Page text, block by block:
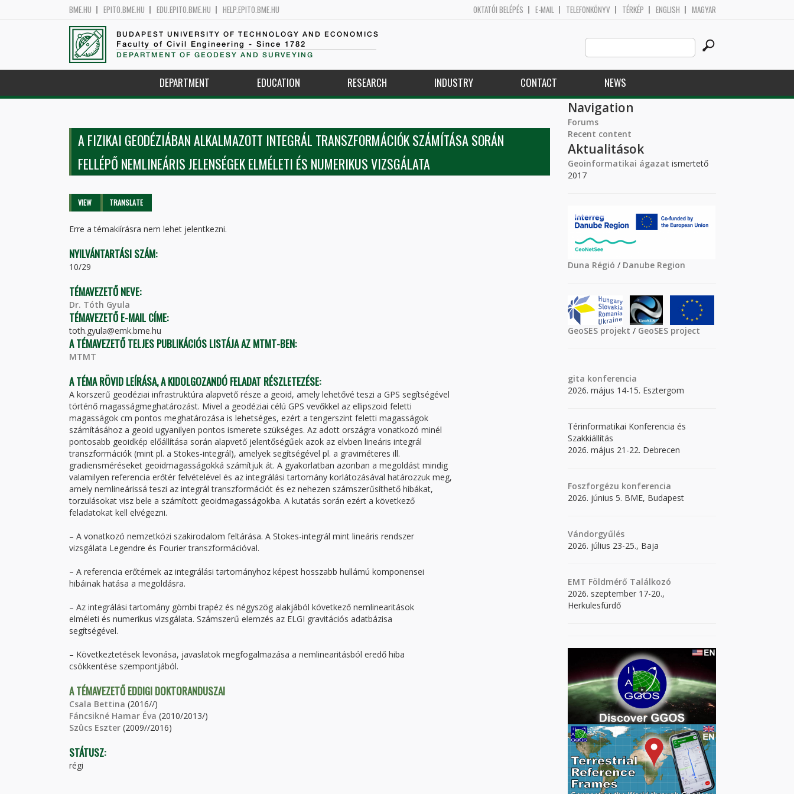
BME.HU EPITO.BME.HU EDU.EPITO.BME.HU HELP.EPITO.BME.HU OKTATÓI BELÉPÉS E-MAIL TELEFONKÖNYV TÉRKÉP ENGLISH MAGYAR
BUDAPEST UNIVERSITY OF TECHNOLOGY AND ECONOMICS
Faculty of Civil Engineering - Since 1782
DEPARTMENT OF GEODESY AND SURVEYING
Search
this
site
DEPARTMENT EDUCATION RESEARCH INDUSTRY CONTACT NEWS
A FIZIKAI GEODÉZIÁBAN ALKALMAZOTT INTEGRÁL TRANSZFORMÁCIÓK SZÁMÍTÁSA SORÁN
FELLÉPŐ NEMLINEÁRIS JELENSÉGEK ELMÉLETI ÉS NUMERIKUS VIZSGÁLATA
Primary tabs
VIEW (ACTIVETRANSLATE
Erre a témakiírásra nem lehet jelentkezni.
NYILVÁNTARTÁSI SZÁM:
10/29
TÉMAVEZETŐ NEVE:
Dr. Tóth Gyula
TÉMAVEZETŐ E-MAIL CÍME:
toth.gyula@emk.bme.hu
A TÉMAVEZETŐ TELJES PUBLIKÁCIÓS LISTÁJA AZ MTMT-BEN:
MTMT
A TÉMA RÖVID LEÍRÁSA, A KIDOLGOZANDÓ FELADAT RÉSZLETEZÉSE:
A korszerű geodéziai infrastruktúra alapvető része a geoid, amely lehetővé teszi a GPS segítségével
történő magasságmeghatározást. Mivel a geodéziai célú GPS vevőkkel az ellipszoid feletti
magasságok cm pontos meghatározása is lehetséges, ezért a tengerszint feletti magasságok
számításához a geoid ugyanilyen pontos ismerete szükséges. Az adott országra vonatkozó minél
pontosabb geoidkép előállítása során alapvető jelentőségűek azok az elvben lineáris integrál
transzformációk (mint pl. a Stokes-integrál), amelyek segítségével pl. a graviméteres ill.
gradiensméréseket geoidmagasságokká számítjuk át. A gyakorlatban azonban a megoldást mindig
valamilyen referencia erőtér felvételével és az integrálási tartomány korlátozásával határozzuk meg,
amely nemlineárissá teszi az integrál transzformációt és ez nehezen számszerűsíthető hibákat,
torzulásokat visz bele a számított geoidmagasságokba. A kutatás során ezért a következő
feladatokat kell elvégezni.
– A vonatkozó nemzetközi szakirodalom feltárása. A Stokes-integrál mint lineáris rendszer
vizsgálata Legendre és Fourier transzformációval.
– A referencia erőtérnek az integrálási tartományhoz képest hosszabb hullámú komponensei
hibáinak hatása a megoldásra.
– Az integrálási tartomány gömbi trapéz és négyszög alakjából következő nemlinearitások
elméleti és numerikus vizsgálata. Számszerű elemzés az ELGI gravitációs adatbázisa
segítségével.
– Következtetések levonása, javaslatok megfogalmazása a nemlinearitásból eredő hiba
csökkentése szempontjából.
A TÉMAVEZETŐ EDDIGI DOKTORANDUSZAI
Csala Bettina (2016//)
Fáncsikné Hamar Éva (2010/2013/)
Szûcs Eszter (2009//2016)
STÁTUSZ:
régi
Navigation
Forums
Recent content
Aktualitások
Geoinformatikai ágazat ismertető
2017
Duna Régió / Danube Region
GeoSES projekt / GeoSES project
gita konferencia
2026. május 14-15. Esztergom
Térinformatikai Konferencia és
Szakkiállítás
2026. május 21-22. Debrecen
Foszforgézu konferencia
2026. június 5. BME, Budapest
Vándorgyűlés
2026. július 23-25., Baja
EMT Földmérő Találkozó
2026. szeptember 17-20.,
Herkulesfürdő